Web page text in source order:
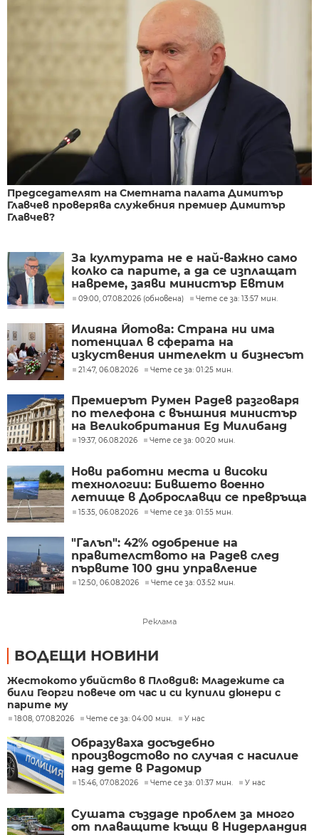
Председателят на Сметната палата Димитър
Главчев проверява служебния премиер Димитър
Главчев?
За културата не е най-важно само
колко са парите, а да се изплащат
навреме, заяви министър Евтим
Милошев
09:00, 07.08.2026 (обновена) Чете се за: 13:57 мин.
Илияна Йотова: Страна ни има
потенциал в сферата на
изкуствения интелект и бизнесът
забелязва тези перспективи
21:47, 06.08.2026 Чете се за: 01:25 мин.
Премиерът Румен Радев разговаря
по телефона с външния министър
на Великобритания Ед Милибанд
19:37, 06.08.2026 Чете се за: 00:20 мин.
Нови работни места и високи
технологии: Бившето военно
летище в Доброславци се превръща
в голям космически център
15:35, 06.08.2026 Чете се за: 01:55 мин.
"Галъп": 42% одобрение на
правителството на Радев след
първите 100 дни управление
12:50, 06.08.2026 Чете се за: 03:52 мин.
Реклама
ВОДЕЩИ НОВИНИ
Жестокото убийство в Пловдив: Младежите са
били Георги повече от час и си купили дюнери с
парите му
18:08, 07.08.2026 Чете се за: 04:00 мин. У нас
Образуваха досъдебно
производстово по случая с насилие
над дете в Радомир
15:46, 07.08.2026 Чете се за: 01:37 мин. У нас
Сушата създаде проблем за много
от плаващите къщи в Нидерландия